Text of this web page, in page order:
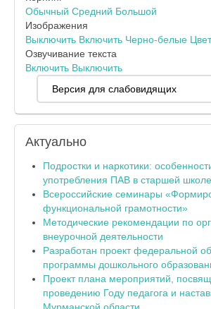
Обычный Средний Большой
Изображения
Выключить Включить Черно-белые
Озвучивание текста
Включить Выключить
Версия для слабовидящих
Актуально
Подростки и наркотики:
употребления ПАВ в старшей школе
Всероссийские семинары
функциональной грамотности»
Методические рекомендации по
внеурочной деятельности
Разработан проект федеральной
программы дошкольного
Проект плана мероприятий,
проведению Году педагога и